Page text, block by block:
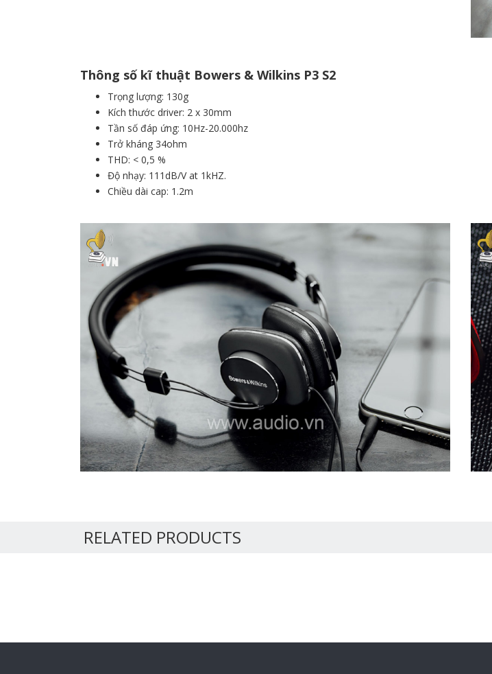
Thông số kĩ thuật Bowers & Wilkins P3 S2
Trọng lượng: 130g
Kích thước driver: 2 x 30mm
Tần số đáp ứng: 10Hz-20.000hz
Trở kháng 34ohm
THD: < 0,5 %
Độ nhạy: 111dB/V at 1kHZ.
Chiều dài cap: 1.2m
RELATED PRODUCTS